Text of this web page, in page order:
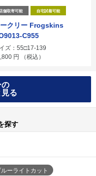
店舗取寄可能 自宅試着可能
クリー Frogskins
C955
ズ：55□17-139
円 （税込）
の
る
探す
ーライトカット